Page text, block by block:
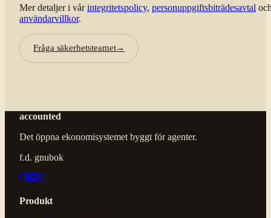
Mer detaljer i vår integritetspolicy, personuppgiftsbiträdesavtal
användarvillkor.
Fråga säkerhetsteamet→
accounted
Det öppna ekonomisystemet byggt för agenter.
f.d. gnubok
Produkt